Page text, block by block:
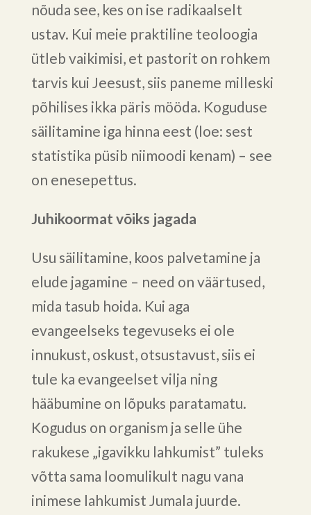
nõuda see, kes on ise radikaalselt
ustav. Kui meie praktiline teoloogia
ütleb vaikimisi, et pastorit on rohkem
tarvis kui Jeesust, siis paneme milleski
põhilises ikka päris mööda. Koguduse
säilitamine iga hinna eest (loe: sest
statistika püsib niimoodi kenam) – see
on enesepettus.
Juhikoormat võiks jagada
Usu säilitamine, koos palvetamine ja
elude jagamine – need on väärtused,
mida tasub hoida. Kui aga
evangeelseks tegevuseks ei ole
innukust, oskust, otsustavust, siis ei
tule ka evangeelset vilja ning
hääbumine on lõpuks paratamatu.
Kogudus on organism ja selle ühe
rakukese „igavikku lahkumist” tuleks
võtta sama loomulikult nagu vana
inimese lahkumist Jumala juurde.